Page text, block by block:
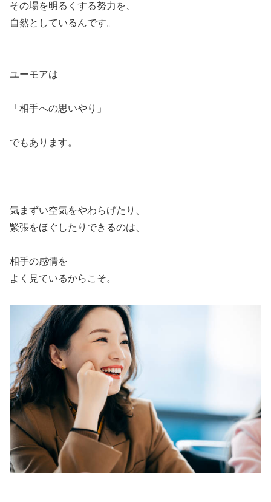
その場を明るくする努力を、
自然としているんです。
ユーモアは
「相手への思いやり」
でもあります。
気まずい空気をやわらげたり、
緊張をほぐしたりできるのは、
相手の感情を
よく見ているからこそ。